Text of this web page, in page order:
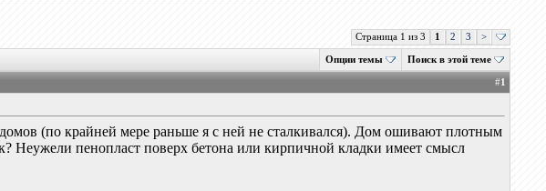
Страница 1 из 3 1 2 3 >
Опции темы Поиск в этой теме
#1
(по крайней мере раньше я с ней не сталкивался). Дом ошивают плотным
Неужели пенопласт поверх бетона или кирпичной кладки имеет смысл